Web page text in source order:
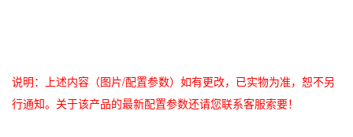
说明：上述内容（图片/配置参数）如有更改，已实物为准，恕不另
行通知。关于该产品的最新配置参数还请您联系客服索要！